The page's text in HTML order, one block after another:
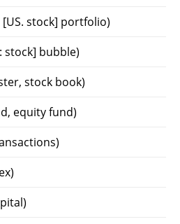
stock] portfolio)
stock] bubble)
stock book)
equity fund)